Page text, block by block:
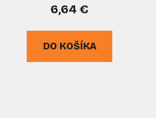
6,64 €
DO KOŠÍKA